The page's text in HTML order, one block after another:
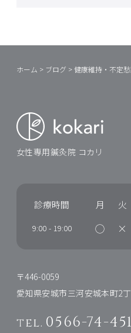
ホーム > ブログ >健康維持・不定
女性専用鍼灸院 コカリ
診療時間 月 火
9:00 - 19:00 ◯ ×
〒446-0059
愛知県安城市三河安城本町2
tel. 0566-74-